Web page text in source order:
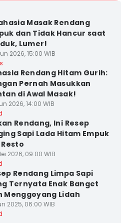
Masak Rendang
dan Tidak Hancur saat
Lumer!
2026, 15:00 WIB
Rendang Hitam Gurih:
Pernah Masukkan
di Awal Masak!
2026, 14:00 WIB
Rendang, Ini Resep
Sapi Lada Hitam Empuk
2026, 09:00 WIB
Rendang Limpa Sapi
Ternyata Enak Banget
Menggoyang Lidah
2025, 06:00 WIB